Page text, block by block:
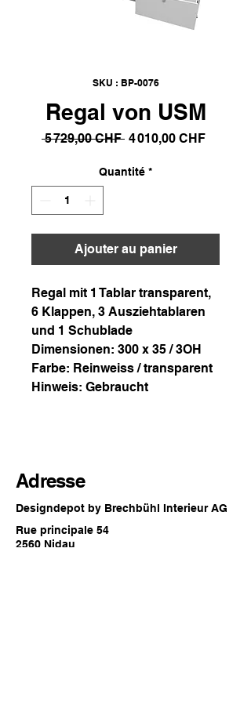
SKU : BP-0076
Regal von USM
5 729,00 CHF Prix
4 010,00 CHFPrix
Quantité *
Ajouter au panier
Regal mit 1 Tablar transparent,
6 Klappen, 3 Ausziehtablaren
und 1 Schublade
Dimensionen: 300 x 35 / 3OH
Farbe: Reinweiss / transparent
Hinweis: Gebraucht
Adresse
Designdepot by Brechbühl Interieur AG
Rue principale 54
2560 Nidau